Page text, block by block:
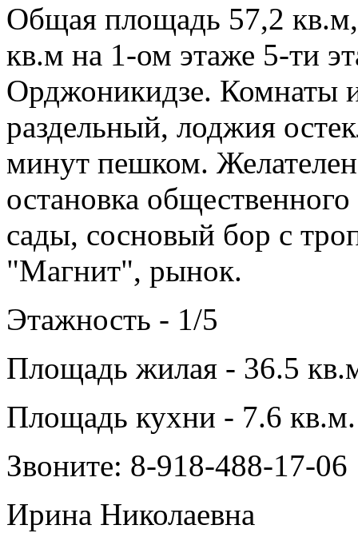
Общая площадь 57,2
кв.м на 1-ом этаже 5-ти
Орджоникидзе. Комнаты
раздельный, лоджия
минут пешком.
остановка
сады, сосновый бор с
"Магнит", рынок.
Этажность - 1/5
Площадь жилая - 36.5
Площадь кухни - 7.6 кв.м.
Звоните: 8-918-488-17-06
Ирина Николаевна